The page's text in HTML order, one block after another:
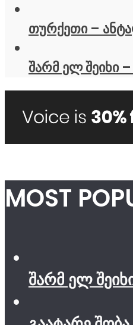
თურქეთი –
შარმ ელ შეიხი –
MOST
შარმ ელ